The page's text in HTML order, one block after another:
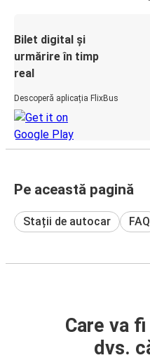
Bilet digital și
urmărire în timp
real
Descoperă aplicația FlixBus
Pe această pagină
Stații de autocar FAQ
Care va
dvs.